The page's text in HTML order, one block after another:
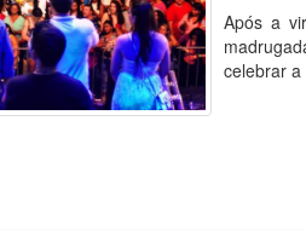
Após a
celebrar